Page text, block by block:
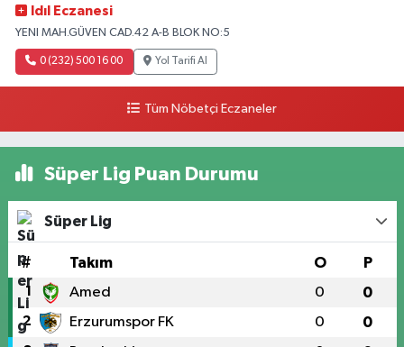
Idıl Eczanesi
YENI MAH.GÜVEN CAD.42 A-B BLOK NO:5
0 (232) 500 16 00 Yol Tarifi Al
Tüm Nöbetçi Eczaneler
Süper Lig Puan Durumu
Süper Lig
# Takım O P
1 Amed 0 0
2 Erzurumspor FK 0 0